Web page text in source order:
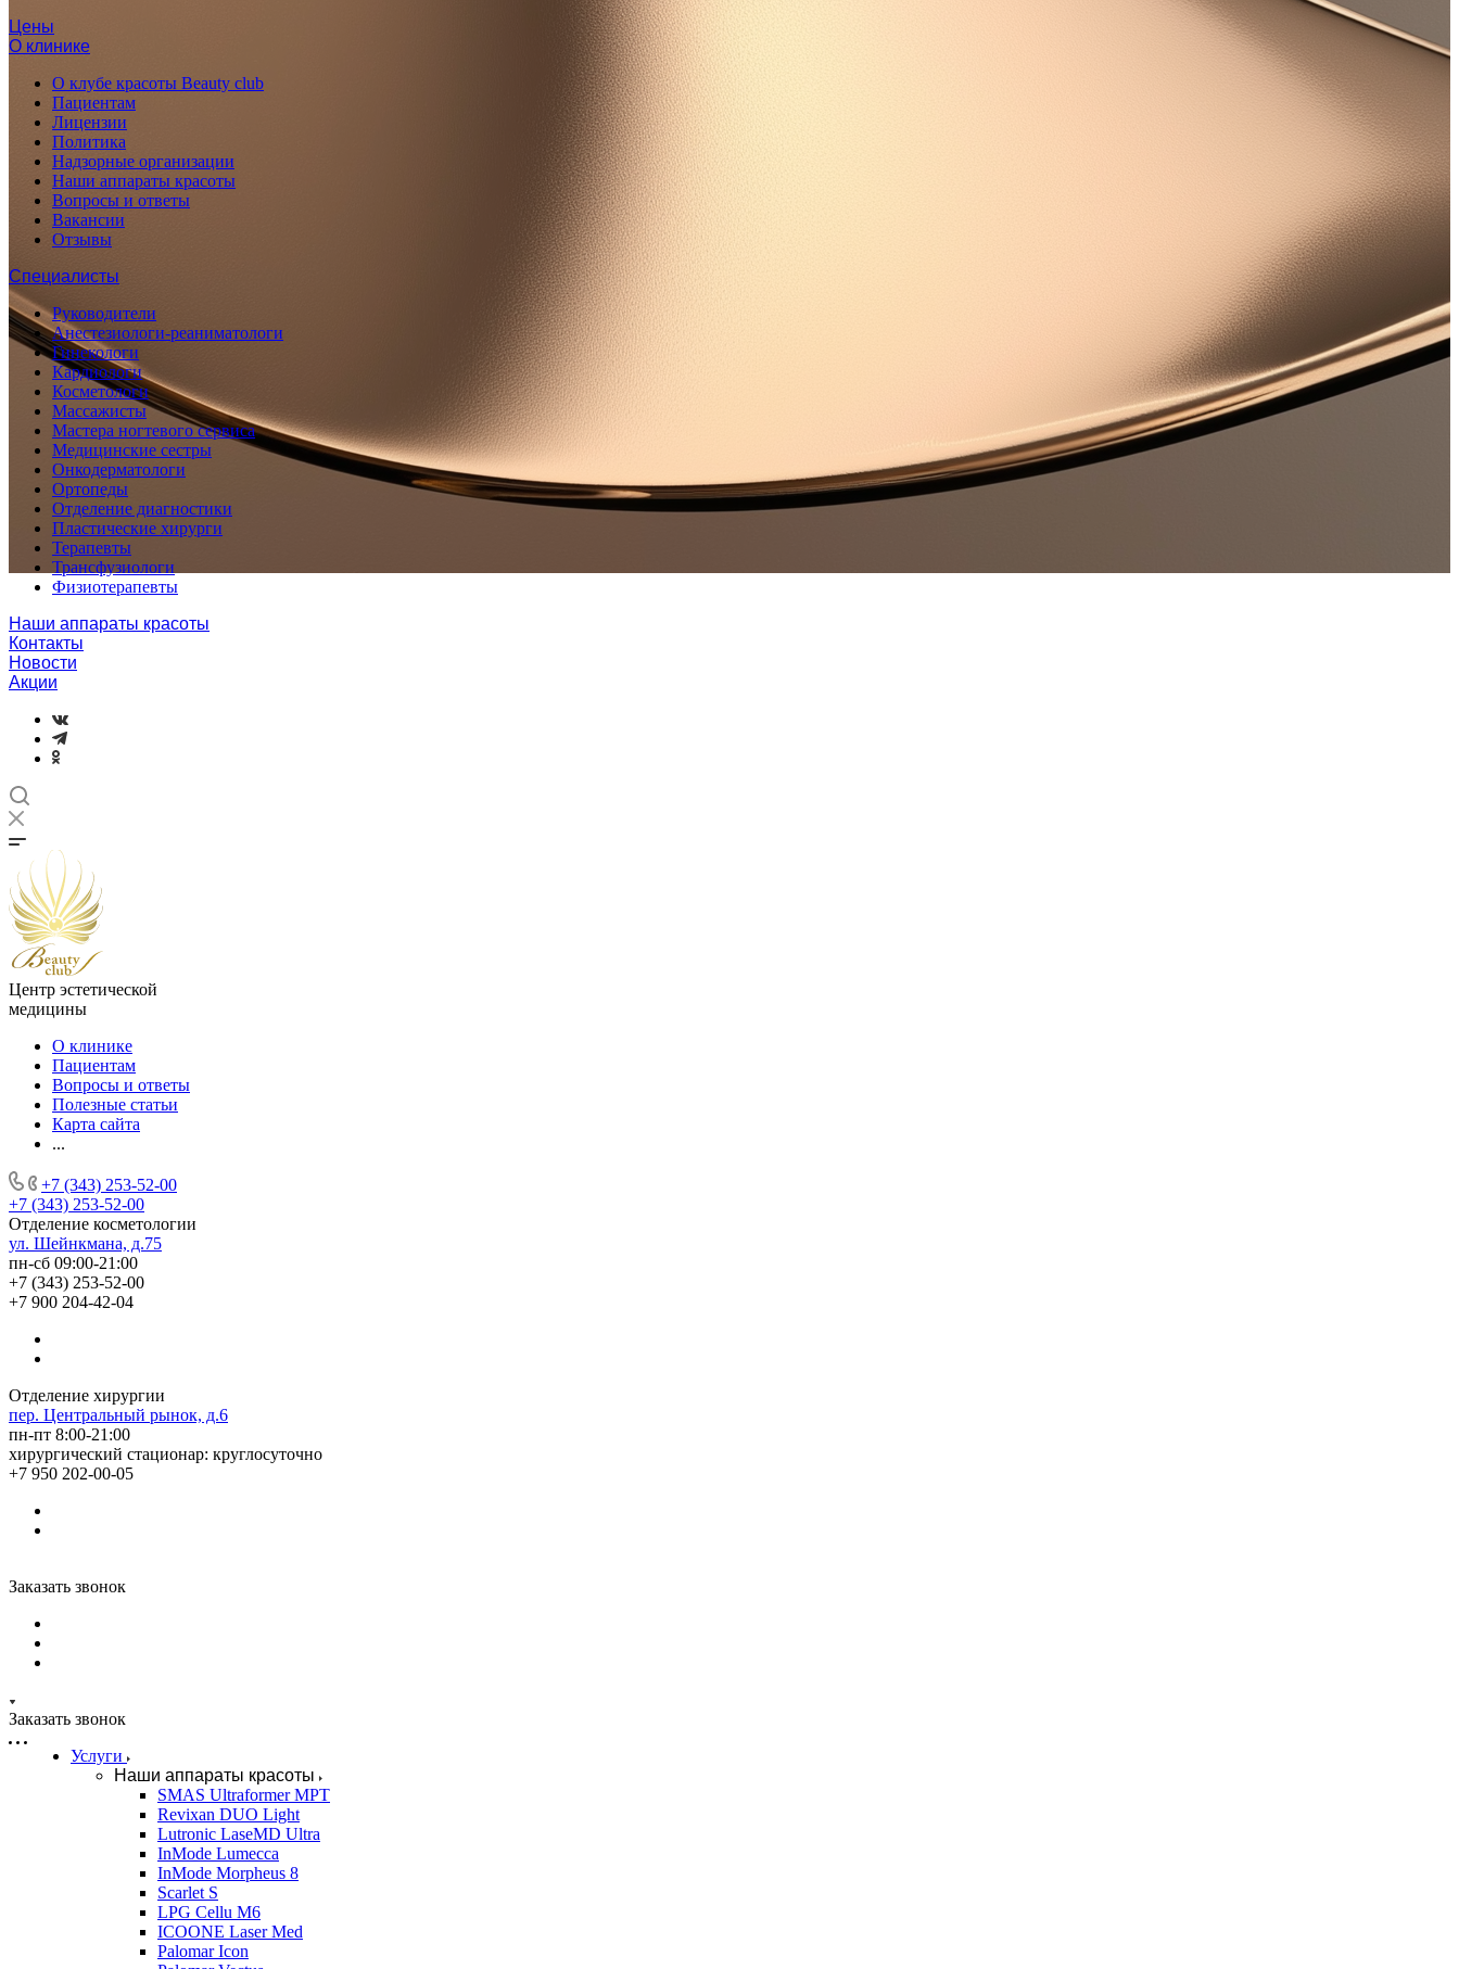
Цены
О клинике
О клубе красоты Beauty club
Пациентам
Лицензии
Политика
Надзорные организации
Наши аппараты красоты
Вопросы и ответы
Вакансии
Отзывы
Специалисты
Руководители
Анестезиологи-реаниматологи
Гинекологи
Кардиологи
Косметологи
Массажисты
Мастера ногтевого сервиса
Медицинские сестры
Онкодерматологи
Ортопеды
Отделение диагностики
Пластические хирурги
Терапевты
Трансфузиологи
Физиотерапевты
Наши аппараты красоты
Контакты
Новости
Акции
Центр эстетической
медицины
О клинике
Пациентам
Вопросы и ответы
Полезные статьи
Карта сайта
...
+7 (343) 253-52-00
+7 (343) 253-52-00
Отделение косметологии
ул. Шейнкмана, д.75
пн-сб 09:00-21:00
+7 (343) 253-52-00
+7 900 204-42-04
Отделение хирургии
пер. Центральный рынок, д.6
пн-пт 8:00-21:00
хирургический стационар: круглосуточно
+7 950 202-00-05
Заказать звонок
Заказать звонок
Услуги
Наши аппараты красоты
SMAS Ultraformer MPT
Revixan DUO Light
Lutronic LaseMD Ultra
InMode Lumecca
InMode Morpheus 8
Scarlet S
LPG Cellu M6
ICOONE Laser Med
Palomar Icon